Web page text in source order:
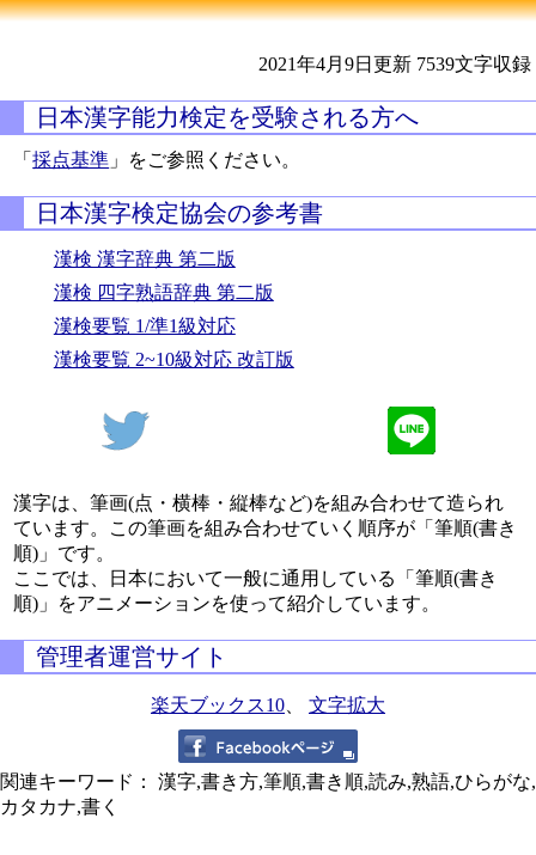
2021年4月9日更新 7539文字収録
日本漢字能力検定を受験される方へ
「採点基準 」をご参照ください。
日本漢字検定協会の参考書
漢検 漢字辞典 第二版
漢検 四字熟語辞典 第二版
漢検要覧 1/準1級対応
漢検要覧 2~10級対応 改訂版
漢字は、筆画(点・横棒・縦棒など)を組み合わせて造られ
ています。この筆画を組み合わせていく順序が「筆順(書き
順)」です。
ここでは、日本において一般に通用している「筆順(書き
順)」をアニメーションを使って紹介しています。
管理者運営サイト
楽天ブックス10 文字拡大
関連キーワード： 漢字,書き方,筆順,書き順,読み,熟語,ひらがな,
カタカナ,書く